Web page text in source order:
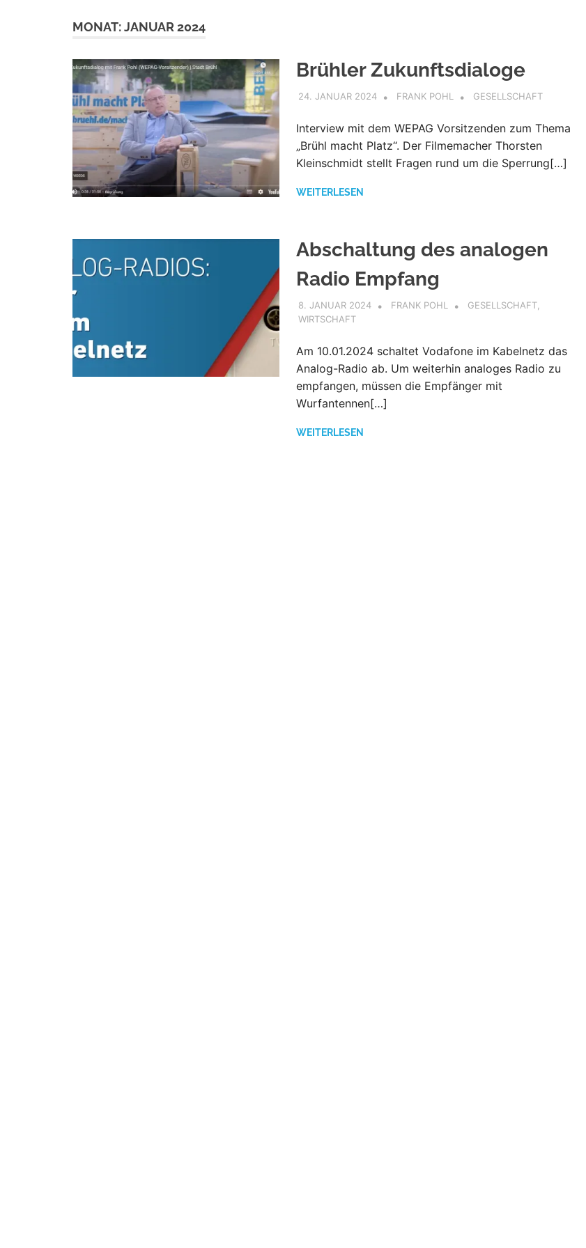
MONAT:JANUAR 2024
Brühler Zukunftsdialoge
24. JANUAR 2024 FRANK POHL GESELLSCHAFT
Interview mit dem WEPAG Vorsitzenden zum Thema
„Brühl macht Platz“. Der Filmemacher Thorsten
Kleinschmidt stellt Fragen rund um die Sperrung[…]
WEITERLESEN
Abschaltung des analogen
Radio Empfang
8. JANUAR 2024 FRANK POHL GESELLSCHAFT,
WIRTSCHAFT
Am 10.01.2024 schaltet Vodafone im Kabelnetz das
Analog-Radio ab. Um weiterhin analoges Radio zu
empfangen, müssen die Empfänger mit
Wurfantennen[…]
WEITERLESEN